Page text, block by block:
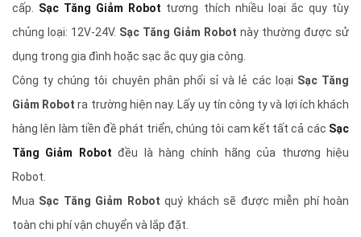
cấp. Sạc Tăng Giảm Robot tương thích nhiều loại ắc quy tùy
chủng loại: 12V-24V. Sạc Tăng Giảm Robot này thường được sử
dụng trong gia đình hoặc sạc ắc quy gia công.
Công ty chúng tôi chuyên phân phối sỉ và lẻ các loại Sạc Tăng
Giảm Robotra trường hiện nay. Lấy uy tín công ty và lợi ích khách
hàng lên làm tiền đề phát triển, chúng tôi cam kết tất cả các Sạc
Tăng Giảm Robot đều là hàng chính hãng của thương hiệu
Robot.
Mua Sạc Tăng Giảm Robot quý khách sẽ được miễn phí hoàn
toàn chi phí vận chuyển và lắp đặt.